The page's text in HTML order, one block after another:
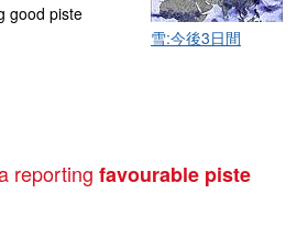
雪:今後3日間
good piste
reporting favourable piste